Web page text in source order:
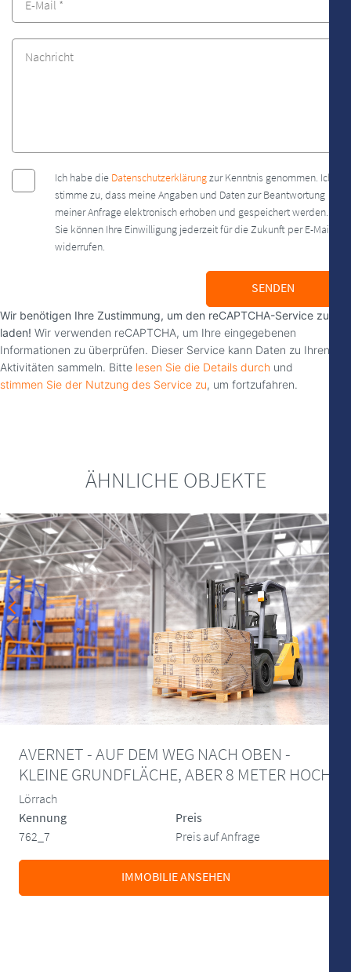
Ich habe die Datenschutzerklärungzur Kenntnis genommen. Ich
stimme zu, dass meine Angaben und Daten zur Beantwortung
meiner Anfrage elektronisch erhoben und gespeichert werden.
Sie können Ihre Einwilligung jederzeit für die Zukunft per E-Mail
widerrufen.
SENDEN
Wir benötigen Ihre Zustimmung, um den reCAPTCHA-Service zu
laden! Wir verwenden reCAPTCHA, um Ihre eingegebenen
Informationen zu überprüfen. Dieser Service kann Daten zu Ihren
Aktivitäten sammeln. Bitte lesen Sie die Details durch und
stimmen Sie der Nutzung des Service zu, um fortzufahren.
ÄHNLICHE OBJEKTE
AVERNET - AUF DEM WEG NACH OBEN -
KLEINE GRUNDFLÄCHE, ABER 8 METER HOCH
Lörrach
Kennung
762_7
Preis
Preis auf Anfrage
IMMOBILIE ANSEHEN